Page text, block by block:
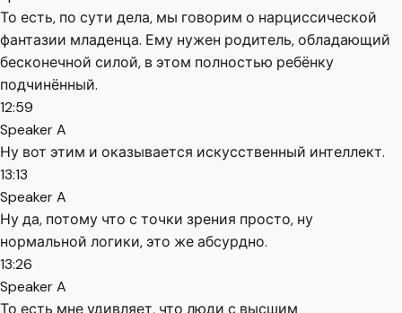
То есть, по сути дела, мы говорим о нарциссической
фантазии младенца. Ему нужен родитель, обладающий
бесконечной силой, в этом полностью ребёнку
подчинённый.
12:59
Speaker A
Ну вот этим и оказывается искусственный интеллект.
13:13
Speaker A
Ну да, потому что с точки зрения просто, ну
нормальной логики, это же абсурдно.
13:26
Speaker A
То есть мне удивляет, что люди с высшим